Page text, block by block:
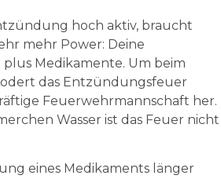
hoch aktiv, braucht
mehr Power: Deine
Medikamente. Um beim
das Entzündungsfeuer
Feuerwehrmannschaft her.
Wasser ist das Feuer nicht
eines Medikaments länger